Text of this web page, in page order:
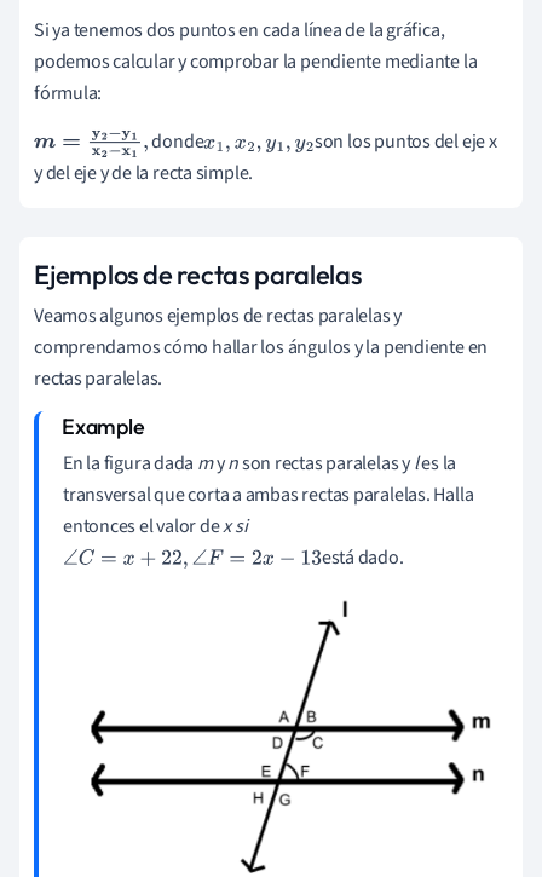
Si ya tenemos dos puntos en cada línea de la gráfica,
podemos calcular y comprobar la pendiente mediante la
fórmula:
m= y2- y1x2-x1, dondex1,x2,y1,y2
son los puntos del eje x
y del eje y de la recta simple.
Ejemplos de rectas paralelas
Veamos algunos ejemplos de rectas paralelas y
comprendamos cómo hallar los ángulos y la pendiente en
rectas paralelas.
En la figura dada mynson rectas paralelas yles la
transversal que corta a ambas rectas paralelas. Halla
entonces el valor dex si
∠C= x+ 22 ,∠ F=2x-13 está dado.